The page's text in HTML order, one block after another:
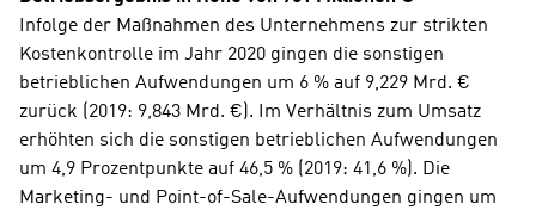
Infolge der Maßnahmen des Unternehmens zur strikten
Kostenkontrolle im Jahr 2020 gingen die sonstigen
betrieblichen Aufwendungen um 6 % auf 9,229 Mrd. €
zurück (2019: 9,843 Mrd. €). Im Verhältnis zum Umsatz
erhöhten sich die sonstigen betrieblichen Aufwendungen
um 4,9 Prozentpunkte auf 46,5 % (2019: 41,6 %). Die
Marketing- und Point-of-Sale-Aufwendungen gingen um